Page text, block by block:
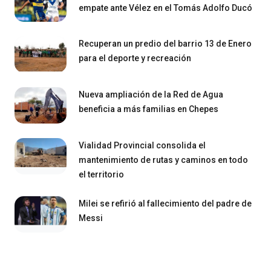
empate ante Vélez en el Tomás Adolfo Ducó
Recuperan un predio del barrio 13 de Enero
para el deporte y recreación
Nueva ampliación de la Red de Agua
beneficia a más familias en Chepes
Vialidad Provincial consolida el
mantenimiento de rutas y caminos en todo
el territorio
Milei se refirió al fallecimiento del padre de
Messi